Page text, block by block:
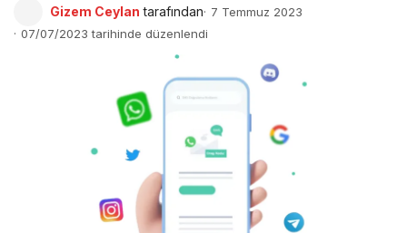
Gizem Ceylan tarafından
7 Temmuz 2023
07/07/2023 tarihinde düzenlendi